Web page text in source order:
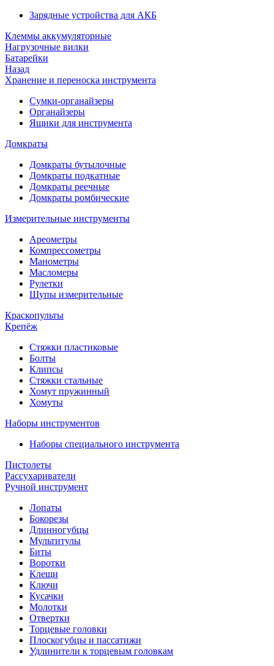
Зарядные устройства для АКБ
Клеммы аккумуляторные
Нагрузочные вилки
Батарейки
Назад
Хранение и переноска инструмента
Сумки-органайзеры
Органайзеры
Ящики для инструмента
Домкраты
Домкраты бутылочные
Домкраты подкатные
Домкраты реечные
Домкраты ромбические
Измерительные инструменты
Ареометры
Компрессометры
Манометры
Масломеры
Рулетки
Щупы измерительные
Краскопульты
Крепёж
Стяжки пластиковые
Болты
Клипсы
Стяжки стальные
Хомут пружинный
Хомуты
Наборы инструментов
Наборы специального инструмента
Пистолеты
Рассухариватели
Ручной инструмент
Лопаты
Бокорезы
Длинногубцы
Мультитулы
Биты
Воротки
Клещи
Ключи
Кусачки
Молотки
Отвертки
Торцевые головки
Плоскогубцы и пассатижи
Удлинители к торцевым головкам